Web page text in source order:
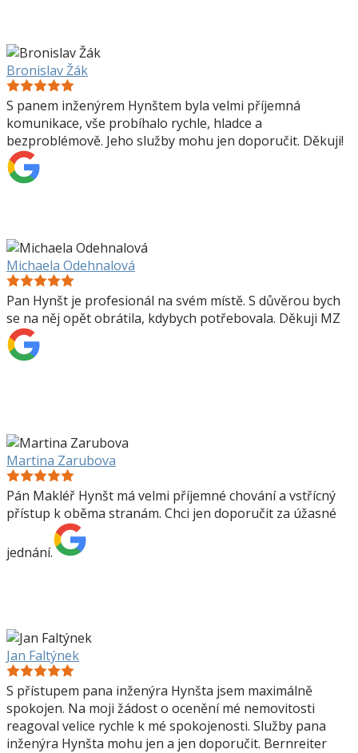
Bronislav Žák
S panem inženýrem Hynštem byla velmi příjemná
komunikace, vše probíhalo rychle, hladce a
bezproblémově. Jeho služby mohu jen doporučit. Děkuji!
Michaela Odehnalová
Pan Hynšt je profesionál na svém místě. S důvěrou bych
se na něj opět obrátila, kdybych potřebovala. Děkuji MZ
Martina Zarubova
Pán Makléř Hynšt má velmi příjemné chování a vstřícný
přístup k oběma stranám. Chci jen doporučit za úžasné
jednání.
Jan Faltýnek
S přístupem pana inženýra Hynšta jsem maximálně
spokojen. Na moji žádost o ocenění mé nemovitosti
reagoval velice rychle k mé spokojenosti. Služby pana
inženýra Hynšta mohu jen a jen doporučit. Bernreiter